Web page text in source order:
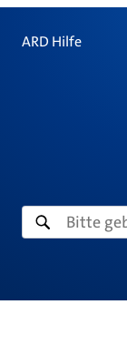
ARD Hilfe